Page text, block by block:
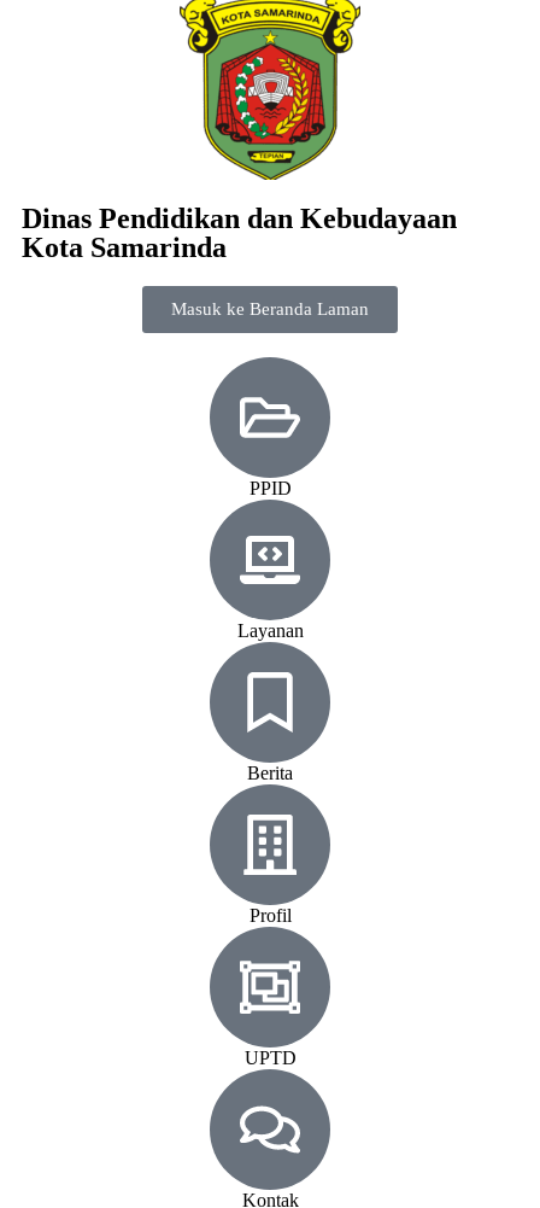
Dinas Pendidikan dan Kebudayaan
Kota Samarinda
Masuk ke Beranda Laman
PPID
Layanan
Berita
Profil
UPTD
Kontak